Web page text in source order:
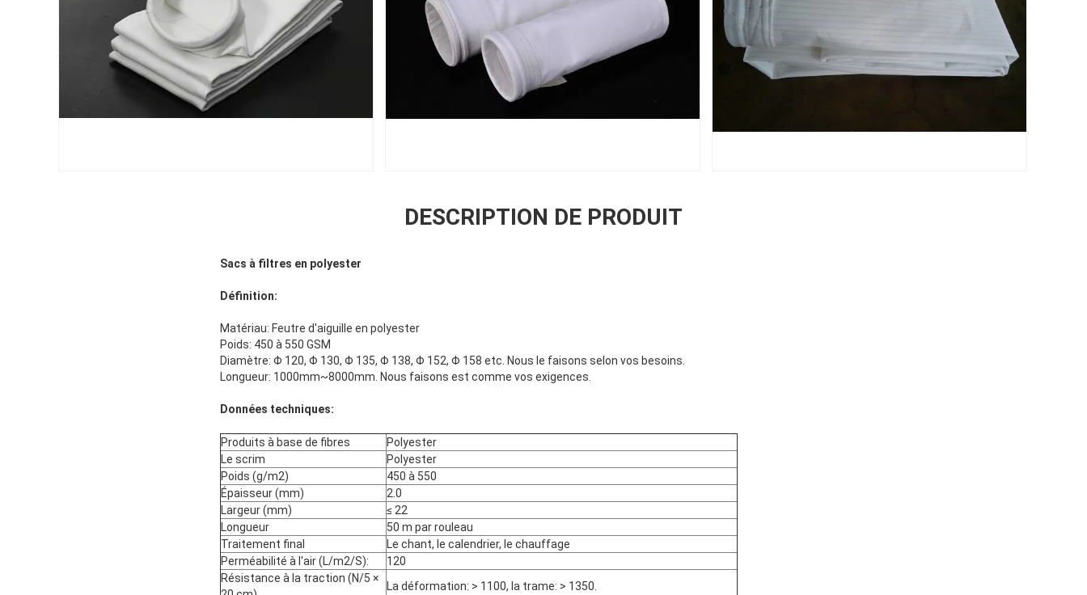
DESCRIPTION DE PRODUIT
Sacs à filtres en polyester
Définition:
Matériau: Feutre d'aiguille en polyester
Poids: 450 à 550 GSM
Diamètre: Φ 120, Φ 130, Φ 135, Φ 138, Φ 152, Φ 158 etc. Nous le faisons selon vos besoins.
Longueur: 1000mm~8000mm. Nous faisons est comme vos exigences.
Données techniques:
Produits à base de fibres
Polyester
Le scrim
Polyester
Poids (g/m2)
450 à 550
Épaisseur (mm)
2.0
Largeur (mm)
≤ 22
Longueur
50 m par rouleau
Traitement final
Le chant, le calendrier, le chauffage
Perméabilité à l'air (L/m2/S):
120
Résistance à la traction (N/5 ×
La déformation: > 1100, la trame: > 1350.